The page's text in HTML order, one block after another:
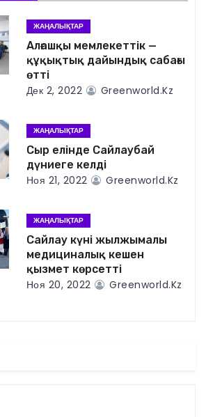
ЖАҢАЛЫҚТАР
Алғашқы мемлекеттік —
құқықтық дайындық сабағы
өтті
Дек 2, 2022 Greenworld.kz
ЖАҢАЛЫҚТАР
Сыр елінде Сайлаубай
дүниеге келді
Ноя 21, 2022 Greenworld.kz
ЖАҢАЛЫҚТАР
Сайлау күні жылжымалы
медициналық кешен
қызмет көрсетті
Ноя 20, 2022 Greenworld.kz